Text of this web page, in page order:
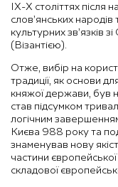
ІХ-Х століттях після
слов’янських
культурних зв’язків
(Візантією).
Отже, вибір на
традиції, як основи
княжої держави, був
став підсумком
логічним
Києва 988 року та
знаменував нову
частини європейської
складової